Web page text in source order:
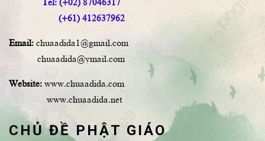
Tel: (+02) 87046317
(+61) 412637962
Email: chuaadida1@gmail.com
chuaadida@ymail.com
Website: www.chuaadida.com
www.chuaadida.net
CHỦ ĐỀ PHẬT GIÁO